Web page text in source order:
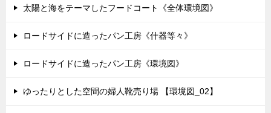
太陽と海をテーマしたフードコート《全体環境図》
ロードサイドに造ったパン工房《什器等々》
ロードサイドに造ったパン工房《環境図》
ゆったりとした空間の婦人靴売り場 【環境図_02】